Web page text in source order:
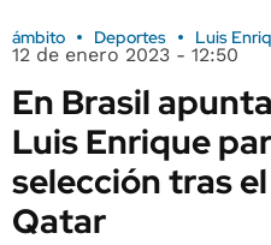
ámbito Deportes Luis
12 de enero 2023 - 12:50
En Brasil
Luis Enrique
selección tras
Qatar